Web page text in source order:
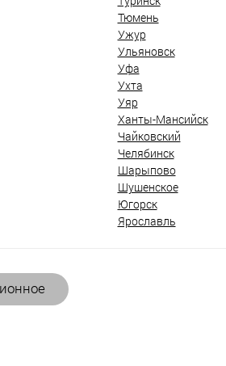
Тюмень
Ужур
Ульяновск
Уфа
Ухта
Уяр
Ханты-Мансийск
Чайковский
Челябинск
Шарыпово
Шушенское
Югорск
Ярославль